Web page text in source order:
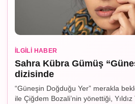
İLGILI HABER
Sahra Kübra Gümüş
dizisinde
“Güneşin Doğduğu Yer” merakla
ile Çiğdem Bozali’nin yönettiği, Yıldız